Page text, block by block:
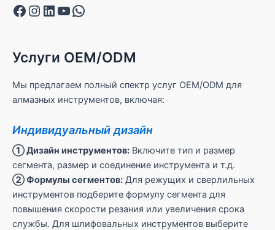
Facebook
Instagram
LinkedIn
YouTube
WhatsApp
Услуги OEM/ODM
Мы предлагаем полный спектр услуг OEM/ODM для
алмазных инструментов, включая:
Индивидуальный дизайн
① Дизайн инструментов: Включите тип и размер
сегмента, размер и соединение инструмента и т.д.
② Формулы сегментов: Для режущих и сверлильных
инструментов подберите формулу сегмента для
повышения скорости резания или увеличения срока
службы. Для шлифовальных инструментов выберите